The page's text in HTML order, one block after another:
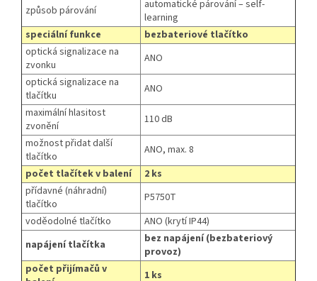
způsob párování
automatické párování – self-
learning
speciální funkce
bezbateriové tlačítko
optická signalizace na
zvonku
ANO
optická signalizace na
tlačítku
ANO
maximální hlasitost
zvonění
110 dB
možnost přidat další
tlačítko
ANO, max. 8
počet tlačítek v balení
2 ks
přídavné (náhradní)
tlačítko
P5750T
voděodolné tlačítko
ANO (krytí IP44)
napájení tlačítka
bez napájení (bezbateriový
provoz)
počet přijímačů v
1 ks